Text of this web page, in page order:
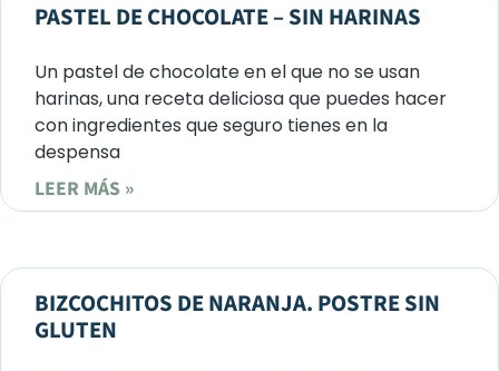
PASTEL DE CHOCOLATE – SIN HARINAS
Un pastel de chocolate en el que no se usan
harinas, una receta deliciosa que puedes hacer
con ingredientes que seguro tienes en la
despensa
LEER MÁS »
BIZCOCHITOS DE NARANJA. POSTRE SIN
GLUTEN